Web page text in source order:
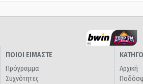
ΠΟΙΟΙ ΕΙΜΑΣΤΕ
Πρόγραμμα
Συχνότητες
Αρχική